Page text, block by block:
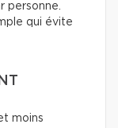
personne.
qui évite
moins